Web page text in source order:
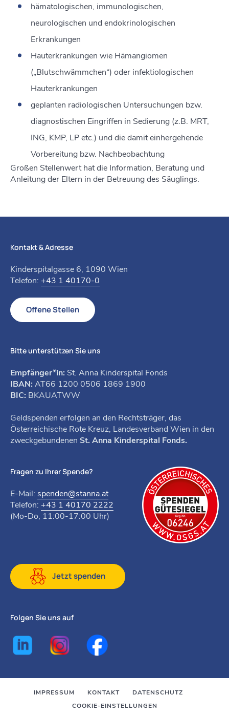
hämatologischen, immunologischen,
neurologischen und endokrinologischen
Erkrankungen
Hauterkrankungen wie Hämangiomen
(„Blutschwämmchen“) oder infektiologischen
Hauterkrankungen
geplanten radiologischen Untersuchungen bzw.
diagnostischen Eingriffen in Sedierung (z.B. MRT,
ING, KMP, LP etc.) und die damit einhergehende
Vorbereitung bzw. Nachbeobachtung
Großen Stellenwert hat die Information, Beratung und
Anleitung der Eltern in der Betreuung des Säuglings.
Kontakt & Adresse
Kinderspitalgasse 6, 1090 Wien
Telefon: +43 1 40170-0
Offene Stellen
Bitte unterstützen Sie uns
Empfänger*in: St. Anna Kinderspital Fonds
IBAN: AT66 1200 0506 1869 1900
BIC: BKAUATWW
Geldspenden erfolgen an den Rechtsträger, das
Österreichische Rote Kreuz, Landesverband Wien in den
zweckgebundenen St. Anna Kinderspital Fonds.
Fragen zu Ihrer Spende?
E-Mail: spenden@stanna.at
Telefon: +43 1 40170 2222
(Mo-Do, 11:00-17:00 Uhr)
Jetzt spenden
Folgen Sie uns auf
IMPRESSUM KONTAKT
DATENSCHUTZ
COOKIE-EINSTELLUNGEN